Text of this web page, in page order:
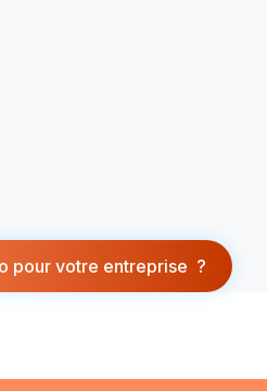
pour votre entreprise ?